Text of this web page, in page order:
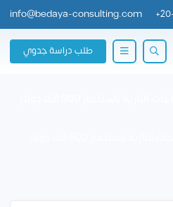
+
info@bedaya-consulting.com
طلب دراسة جدوي